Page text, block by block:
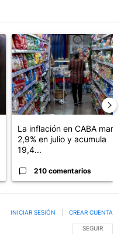
""¿Por qué
Un artículo de tendencia con
La inflación en CABA marcó
2,9% en julio y acumula
19,4...
210 comentarios
SIGA ESTA
SEGUIR
INICIAR SESIÓN CREAR CUENTA